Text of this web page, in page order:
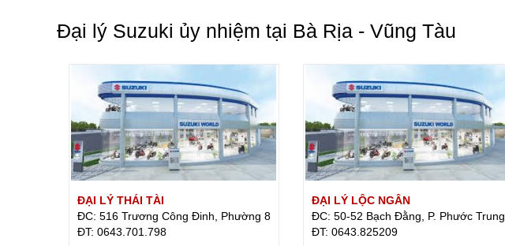
Đại lý Suzuki ủy nhiệm tại Bà Rịa - Vũng Tàu
ĐẠI LÝ THÁI TÀI
ĐC: 516 Trương Công Đinh, Phường 8
ÐT: 0643.701.798
ĐẠI LÝ LỘC NGÂN
ĐC: 50-52 Bạch Đằng, P. Phước Trung
ÐT: 0643.825209